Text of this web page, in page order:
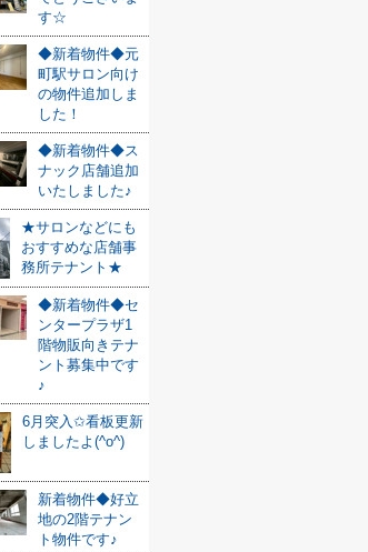
す☆
◆新着物件◆元
町駅サロン向け
の物件追加しま
した！
◆新着物件◆ス
ナック店舗追加
いたしました♪
★サロンなどにも
おすすめな店舗事
務所テナント★
◆新着物件◆セ
ンタープラザ1
階物販向きテナ
ント募集中です
♪
6月突入✩看板更新
しましたよ(^o^)
新着物件◆好立
地の2階テナン
ト物件です♪